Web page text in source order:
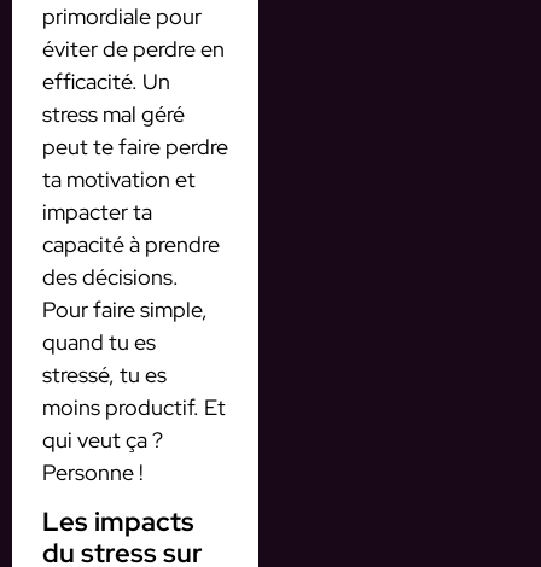
primordiale pour
éviter de perdre en
efficacité. Un
stress mal géré
peut te faire perdre
ta motivation et
impacter ta
capacité à prendre
des décisions.
Pour faire simple,
quand tu es
stressé, tu es
moins productif. Et
qui veut ça ?
Personne !
Les impacts
du stress sur